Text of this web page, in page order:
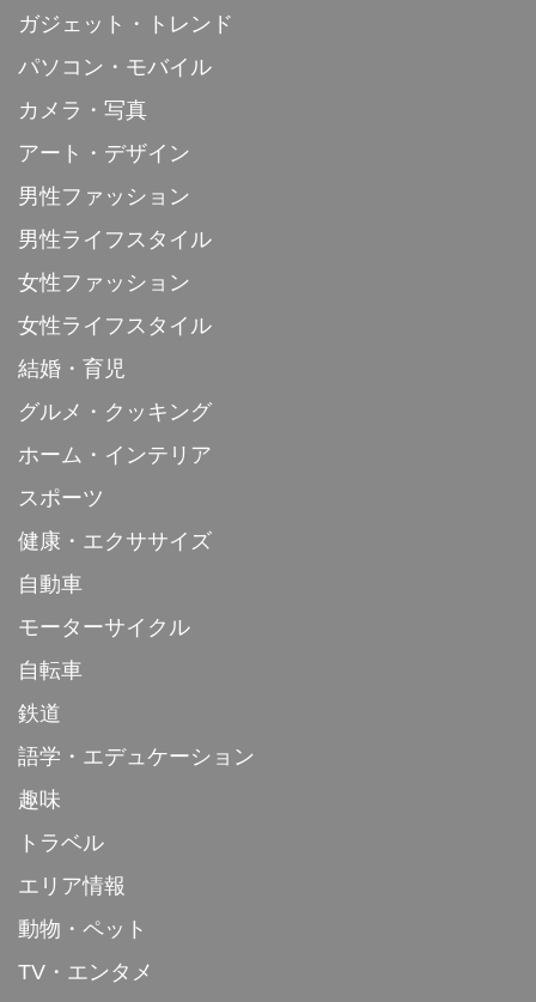
ガジェット・トレンド
パソコン・モバイル
カメラ・写真
アート・デザイン
男性ファッション
男性ライフスタイル
女性ファッション
女性ライフスタイル
結婚・育児
グルメ・クッキング
ホーム・インテリア
スポーツ
健康・エクササイズ
自動車
モーターサイクル
自転車
鉄道
語学・エデュケーション
趣味
トラベル
エリア情報
動物・ペット
TV・エンタメ